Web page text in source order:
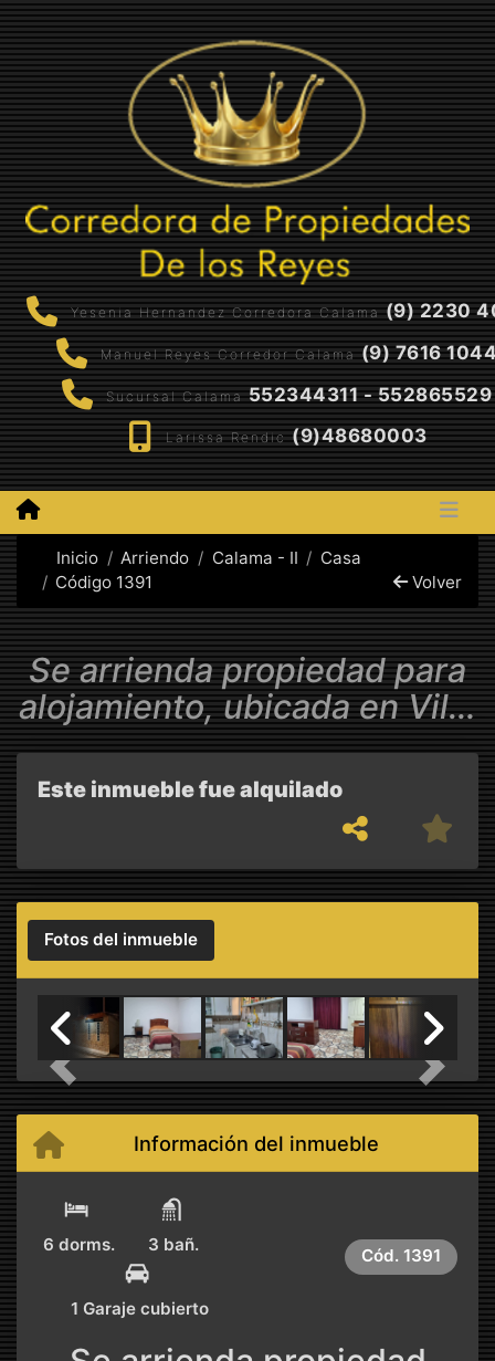
Yesenia Hernandez Corredora Calama (9) 2230
Manuel Reyes Corredor Calama (9) 7616
Sucursal Calama 552344311 - 552865529
Larissa Rendic (9)48680003
Inicio Arriendo Calama - II
Casa
Código 1391
Volver
Se arrienda propiedad para
alojamiento, ubicada en Villa
Ayquina, Calama.
Este inmueble fue alquilado
Fotos del inmueble
Previous Next
Información del inmueble
6 dorms. 3 bañ.
1 Garaje cubierto
Cód. 1391